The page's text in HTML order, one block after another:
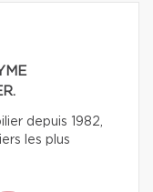
depuis 1982,
les plus